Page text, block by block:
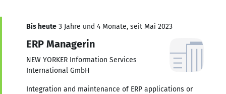
Bis heute 3 Jahre und 4 Monate, seit Mai 2023
ERP Managerin
NEW YORKER Information Services
International GmbH
Integration and maintenance of ERP applications or